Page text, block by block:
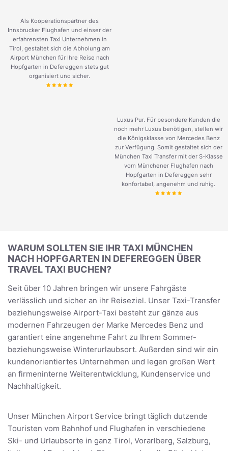
Als Kooperationspartner des
Innsbrucker Flughafen und einser der
erfahrensten Taxi Unternehmen in
Tirol, gestaltet sich die Abholung am
Airport München für Ihre Reise nach
Hopfgarten in Defereggen stets gut
organisiert und sicher.
Luxus Pur. Für besondere Kunden die
noch mehr Luxus benötigen, stellen wir
die Königsklasse von Mercedes Benz
zur Verfügung. Somit gestaltet sich der
München Taxi Transfer mit der S-Klasse
vom Münchener Flughafen nach
Hopfgarten in Defereggen sehr
konfortabel, angenehm und ruhig.
WARUM SOLLTEN SIE IHR TAXI MÜNCHEN
NACH HOPFGARTEN IN DEFEREGGEN ÜBER
TRAVEL TAXI BUCHEN?
Seit über 10 Jahren bringen wir unsere Fahrgäste
verlässlich und sicher an ihr Reiseziel. Unser Taxi-Transfer
beziehungsweise Airport-Taxi besteht zur gänze aus
modernen Fahrzeugen der Marke Mercedes Benz und
garantiert eine angenehme Fahrt zu Ihrem Sommer-
beziehungsweise Winterurlaubsort. Außerden sind wir ein
kundenorientiertes Unternehmen und legen großen Wert
an firmeninterne Weiterentwicklung, Kundenservice und
Nachhaltigkeit.
Unser München Airport Service bringt täglich dutzende
Touristen vom Bahnhof und Flughafen in verschiedene
Ski- und Urlaubsorte in ganz Tirol, Vorarlberg, Salzburg,